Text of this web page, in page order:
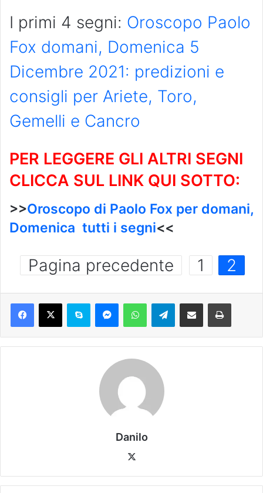
I primi 4 segni: Oroscopo Paolo
Fox domani, Domenica 5
Dicembre 2021: predizioni e
consigli per Ariete, Toro,
Gemelli e Cancro
PER LEGGERE GLI ALTRI SEGNI
CLICCA SUL LINK QUI SOTTO:
>>Oroscopo di Paolo Fox per domani,
Domenica tutti i segni<<
Pagina precedente 1 2
Danilo